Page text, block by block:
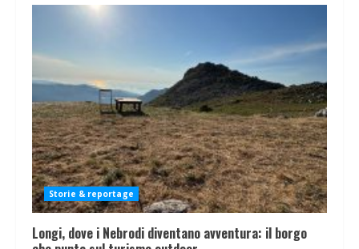
Storie & reportage
Longi, dove i Nebrodi diventano avventura: il borgo